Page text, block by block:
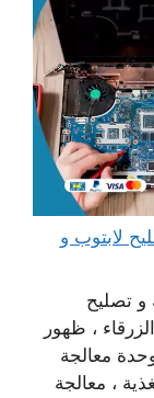
الصليبية 65511033 تصليح لابتوب و
و تصليح
، ظهور
معالجة
، معالجة